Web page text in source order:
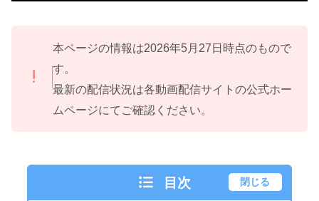
本ページの情報は2026年5月27日時点のもので
す。
最新の配信状況は各動画配信サイトの公式ホー
ムページにてご確認ください。
目次 閉じる